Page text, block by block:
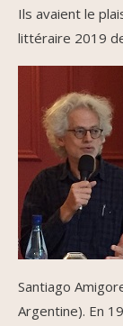
Ils avaient le
littéraire 2019
Santiago
Argentine). En